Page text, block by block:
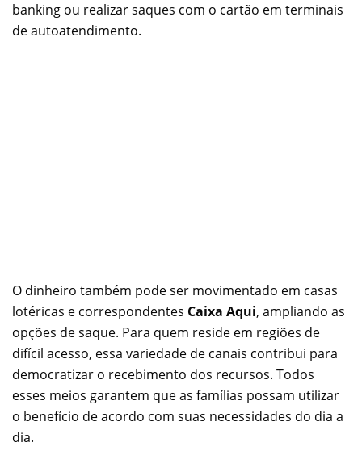
banking ou realizar saques com o cartão em terminais
de autoatendimento.
O dinheiro também pode ser movimentado em casas
lotéricas e correspondentes Caixa Aqui, ampliando as
opções de saque. Para quem reside em regiões de
difícil acesso, essa variedade de canais contribui para
democratizar o recebimento dos recursos. Todos
esses meios garantem que as famílias possam utilizar
o benefício de acordo com suas necessidades do dia a
dia.